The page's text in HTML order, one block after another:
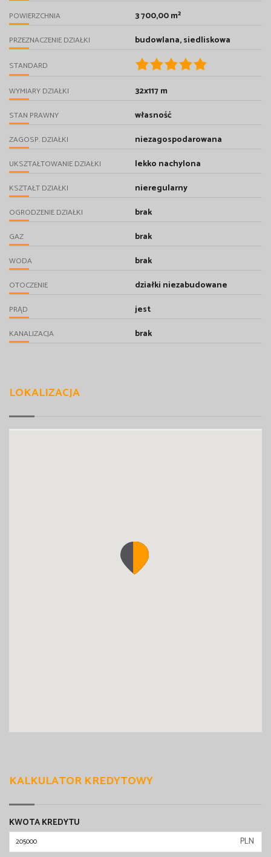
POWIERZCHNIA 3 700,00 m²
PRZEZNACZENIE DZIAŁKI budowlana, siedliskowa
STANDARD
WYMIARY DZIAŁKI 32x117 m
STAN PRAWNY własność
ZAGOSP. DZIAŁKI niezagospodarowana
UKSZTAŁTOWANIE DZIAŁKI lekko nachylona
KSZTAŁT DZIAŁKI nieregularny
OGRODZENIE DZIAŁKI brak
GAZ brak
WODA brak
OTOCZENIE działki niezabudowane
PRĄD jest
KANALIZACJA brak
LOKALIZACJA
KALKULATOR KREDYTOWY
KWOTA KREDYTU
PLN